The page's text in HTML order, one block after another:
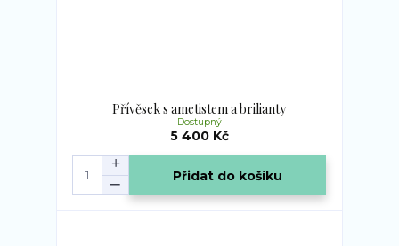
Přívěsek s ametistem a brilianty
5 400 Kč
Dostupný
Přidat do košíku